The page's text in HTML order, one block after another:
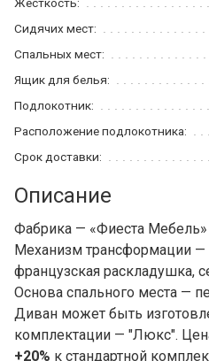
Жесткость:
Сидячих мест:
Спальных мест:
Ящик для белья:
Подлокотник:
Расположение подлокотника:
Срок доставки:
Описание
Фабрика — «Фиеста
Механизм трансформации —
французская раскладушка,
Основа спального места —
Диван может быть
комплектации — "Люкс".
+20% к стандартной